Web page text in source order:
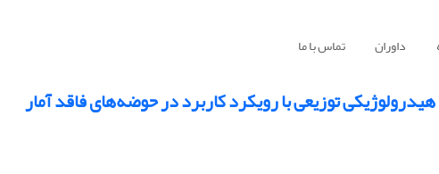
داوران تماس با ما
توزیعی با رویکرد کاربرد در حوضه‌های فاقد آمار